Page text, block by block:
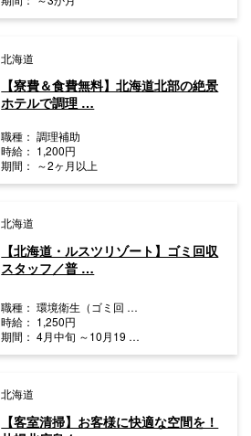
北海道
【寮費＆食費無料】北海道北部の絶景
ホテルで調理 …
職種： 調理補助
時給： 1,200円
期間： ～2ヶ月以上
北海道
【北海道・ルスツリゾート】ゴミ回収
スタッフ／普 …
職種： 環境衛生（ゴミ回 …
時給： 1,250円
期間： 4月中旬 ～10月19 …
北海道
【客室清掃】お客様に快適な空間を！